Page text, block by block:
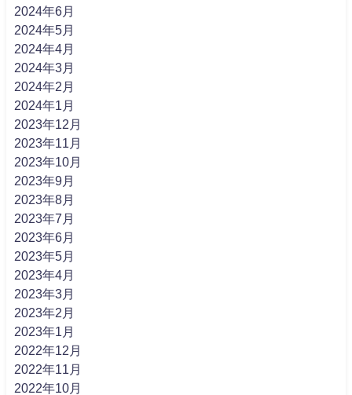
2024年6月
2024年5月
2024年4月
2024年3月
2024年2月
2024年1月
2023年12月
2023年11月
2023年10月
2023年9月
2023年8月
2023年7月
2023年6月
2023年5月
2023年4月
2023年3月
2023年2月
2023年1月
2022年12月
2022年11月
2022年10月